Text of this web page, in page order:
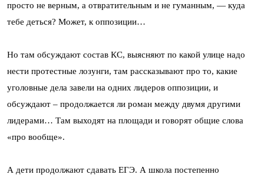
просто не верным, а отвратительным и не гуманным, — куда
тебе деться? Может, к оппозиции…
Но там обсуждают состав КС, выясняют по какой улице надо
нести протестные лозунги, там рассказывают про то, какие
уголовные дела завели на одних лидеров оппозиции, и
обсуждают – продолжается ли роман между двумя другими
лидерами… Там выходят на площади и говорят общие слова
«про вообще».
А дети продолжают сдавать ЕГЭ. А школа постепенно